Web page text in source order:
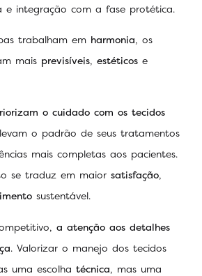
e integração com a fase protética.
trabalham em harmonia, os
mais previsíveis, estéticos e
o cuidado com os tecidos
o padrão de seus tratamentos
mais completas aos pacientes.
se traduz em maior satisfação,
sustentável.
a atenção aos detalhes
. Valorizar o manejo dos tecidos
uma escolha técnica, mas uma